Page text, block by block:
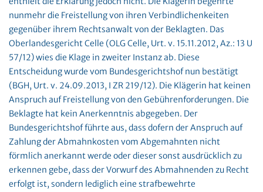
nunmehr die Freistellung von ihren Verbindlichenkeiten
gegenüber ihrem Rechtsanwalt von der Beklagten. Das
Oberlandesgericht Celle (OLG Celle, Urt. v. 15.11.2012, Az.: 13 U
57/12) wies die Klage in zweiter Instanz ab. Diese
Entscheidung wurde vom Bundesgerichtshof nun bestätigt
(BGH, Urt. v. 24.09.2013, I ZR 219/12). Die Klägerin hat keinen
Anspruch auf Freistellung von den Gebührenforderungen. Die
Beklagte hat kein Anerkenntnis abgegeben. Der
Bundesgerichtshof führte aus, dass dofern der Anspruch auf
Zahlung der Abmahnkosten vom Abgemahnten nicht
förmlich anerkannt werde oder dieser sonst ausdrücklich zu
erkennen gebe, dass der Vorwurf des Abmahnenden zu Recht
erfolgt ist, sondern lediglich eine strafbewehrte